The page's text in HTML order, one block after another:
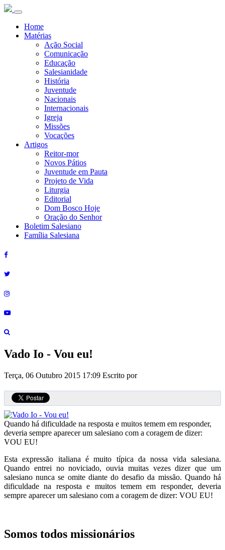
Home
Matérias
Ação Social
Comunicação
Educação
Salesianidade
História
Juventude
Nacionais
Internacionais
Igreja
Missões
Vocações
Artigos
Reitor-mor
Novos Pátios
Juventude em Pauta
Projeto de Vida
Liturgia
Editorial
Dom Bosco Hoje
Oração do Senhor
Boletim Salesiano
Família Salesiana
Vado Io - Vou eu!
Terça, 06 Outubro 2015 17:09 Escrito por
Quando há dificuldade na resposta e muitos temem em responder,
deveria sempre aparecer um salesiano com a coragem de dizer:
VOU EU!
Esta expressão italiana é muito típica da nossa vida salesiana.
Quando entrei no noviciado, ouvia muitas vezes dizer que um
salesiano nunca se omite diante do desafio da missão. Quando há
dificuldade na resposta e muitos temem em responder, deveria
sempre aparecer um salesiano com a coragem de dizer: VOU EU!
Somos todos missionários